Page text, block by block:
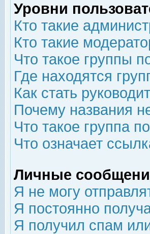
Уровни
Кто такие
Кто такие
Что такое группы
Где находятся
Как стать
Почему названия
Что такое группа
Что означает
Личные
Я не могу
Я постоянно
Я получил спам